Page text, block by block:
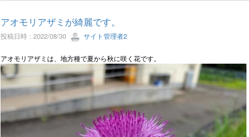
アオモリアザミが綺麗です。
投稿日時 : 2022/08/30 サイト管理者2
アオモリアザミは、地方種で夏から秋に咲く花です。